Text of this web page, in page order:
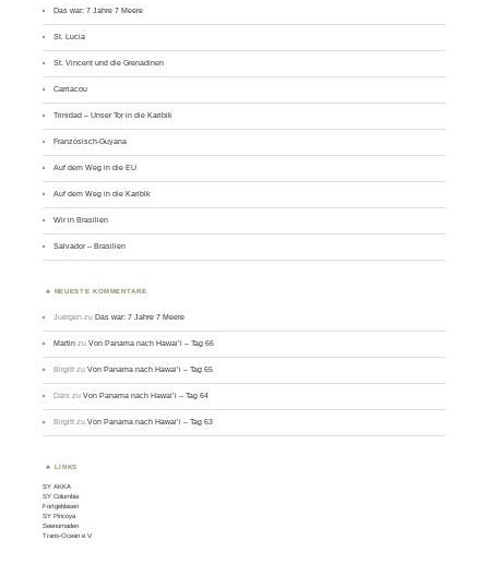
Das war: 7 Jahre 7 Meere
St. Lucia
St. Vincent und die Grenadinen
Carriacou
Trinidad – Unser Tor in die Karibik
Französisch-Guyana
Auf dem Weg in die EU
Auf dem Weg in die Karibik
Wir in Brasilien
Salvador – Brasilien
NEUESTE KOMMENTARE
Juergen zuDas war: 7 Jahre 7 Meere
Martin zuVon Panama nach Hawai’i – Tag 66
Birgitt zuVon Panama nach Hawai’i – Tag 65
Dani zuVon Panama nach Hawai’i – Tag 64
Birgitt zuVon Panama nach Hawai’i – Tag 63
LINKS
SY AKKA
SY Columbia
Fortgeblasen
SY Pincoya
Seenomaden
Trans-Ocean e.V.